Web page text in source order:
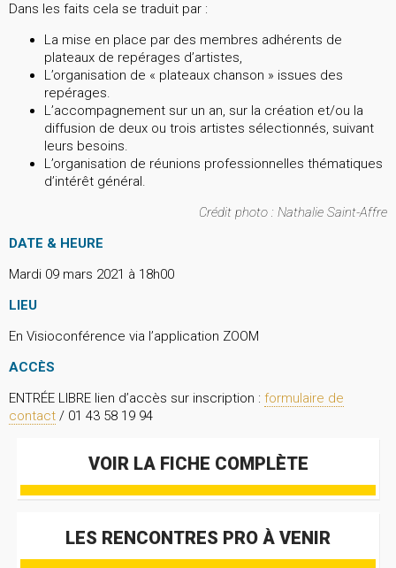
Dans les faits cela se traduit par :
La mise en place par des membres adhérents de
plateaux de repérages d’artistes,
L’organisation de « plateaux chanson » issues des
repérages.
L’accompagnement sur un an, sur la création et/ou la
diffusion de deux ou trois artistes sélectionnés, suivant
leurs besoins.
L’organisation de réunions professionnelles thématiques
d’intérêt général.
Crédit photo : Nathalie Saint-Affre
DATE & HEURE
Mardi 09 mars 2021 à 18h00
LIEU
En Visioconférence via l’application ZOOM
ACCÈS
ENTRÉE LIBRE lien d’accès sur inscription : formulaire de
contact / 01 43 58 19 94
VOIR LA FICHE COMPLÈTE
LES RENCONTRES PRO À VENIR